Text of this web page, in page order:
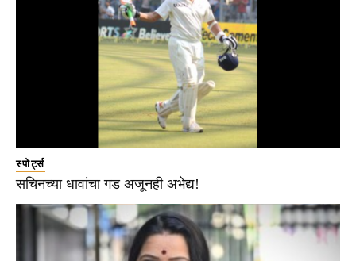
स्पोर्ट्स
सचिनच्या धावांचा गड अजूनही अभेद्य!